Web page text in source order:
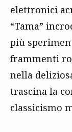
elettronici
“Tama”
più
frammenti
nella
trascina la
classicismo